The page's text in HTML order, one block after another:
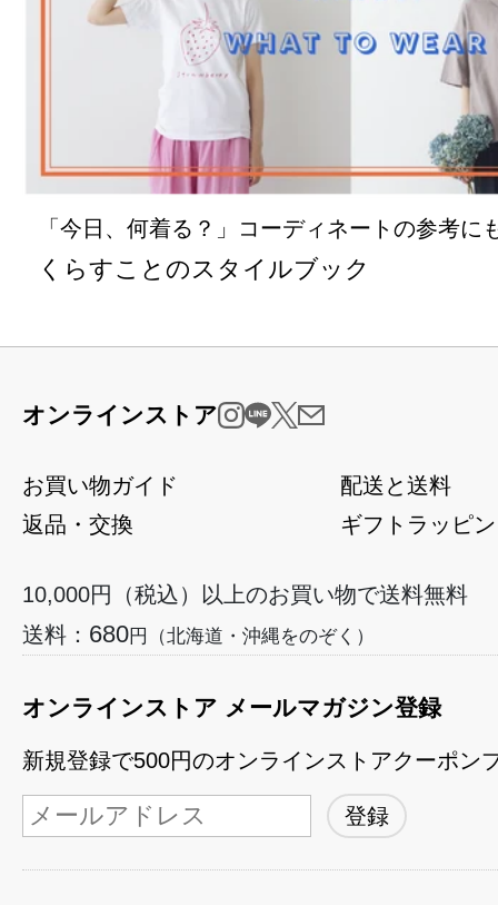
「今日、何着る？」コーディネートの参考に
くらすことのスタイルブック
オンラインストア
お買い物ガイド
配送と送料
返品・交換
ギフトラッピ
10,000円（税込）以上のお買い物で送料無料
送料： 680円（北海道・沖縄をのぞく）
オンラインストア メールマガジン登録
新規登録で500円のオンラインストアクーポン